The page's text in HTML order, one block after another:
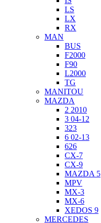
LS
LX
RX
MAN
BUS
F2000
F90
L2000
TG
MANITOU
MAZDA
2 2010
3 04-12
323
6 02-13
626
CX-7
CX-9
MAZDA 5
MPV
MX-3
MX-6
XEDOS 9
MERCEDES